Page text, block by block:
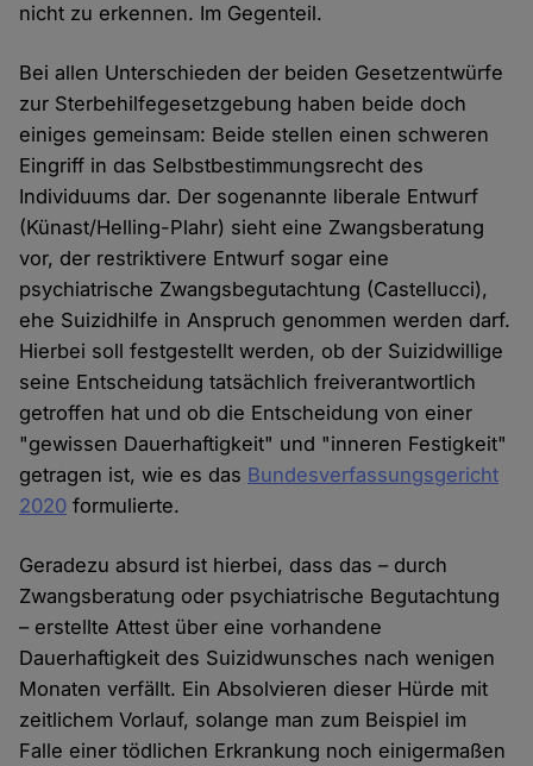
nicht zu erkennen. Im Gegenteil.
Bei allen Unterschieden der beiden Gesetzentwürfe
zur Sterbehilfegesetzgebung haben beide doch
einiges gemeinsam: Beide stellen einen schweren
Eingriff in das Selbstbestimmungsrecht des
Individuums dar. Der sogenannte liberale Entwurf
(Künast/Helling-Plahr) sieht eine Zwangsberatung
vor, der restriktivere Entwurf sogar eine
psychiatrische Zwangsbegutachtung (Castellucci),
ehe Suizidhilfe in Anspruch genommen werden darf.
Hierbei soll festgestellt werden, ob der Suizidwillige
seine Entscheidung tatsächlich freiverantwortlich
getroffen hat und ob die Entscheidung von einer
"gewissen Dauerhaftigkeit" und "inneren Festigkeit"
getragen ist, wie es das Bundesverfassungsgericht
2020 formulierte.
Geradezu absurd ist hierbei, dass das – durch
Zwangsberatung oder psychiatrische Begutachtung
– erstellte Attest über eine vorhandene
Dauerhaftigkeit des Suizidwunsches nach wenigen
Monaten verfällt. Ein Absolvieren dieser Hürde mit
zeitlichem Vorlauf, solange man zum Beispiel im
Falle einer tödlichen Erkrankung noch einigermaßen